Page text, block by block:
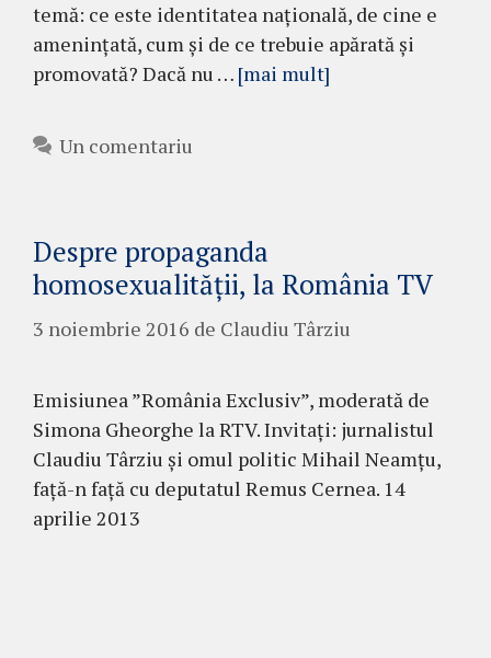
temă: ce este identitatea națională, de cine e
amenințată, cum și de ce trebuie apărată și
promovată? Dacă nu … [mai mult]
Un comentariu
Despre propaganda
homosexualității, la România TV
3 noiembrie 2016 de Claudiu Târziu
Emisiunea ”România Exclusiv”, moderată de
Simona Gheorghe la RTV. Invitați: jurnalistul
Claudiu Târziu și omul politic Mihail Neamțu,
față-n față cu deputatul Remus Cernea. 14
aprilie 2013